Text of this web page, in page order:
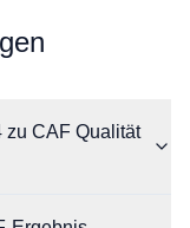
zu CAF Qualität